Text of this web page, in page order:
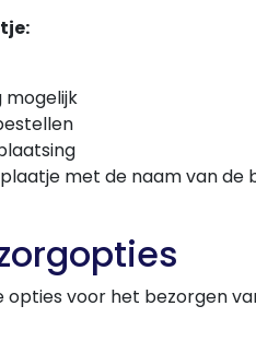
met de naam van de
opties voor het bezorgen